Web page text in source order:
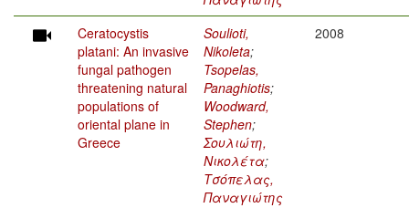
Ceratocystis
platani: An invasive
fungal pathogen
threatening natural
populations of
oriental plane in
Greece
Soulioti,
Nikoleta;
Tsopelas,
Panaghiotis;
Woodward,
Stephen;
Σουλιώτη,
Νικολέτα;
Τσόπελας,
Παναγιώτης
2008